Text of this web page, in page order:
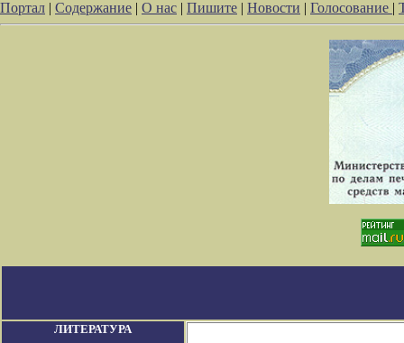
Портал | Содержание | О нас | Пишите | Новости | Голосование |
ЛИТЕРАТУРА